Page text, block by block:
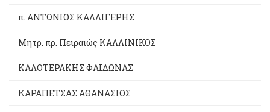
π. ΑΝΤΩΝΙΟΣ ΚΑΛΛΙΓΕΡΗΣ
Μητρ. πρ. Πειραιώς ΚΑΛΛΙΝΙΚΟΣ
ΚΑΛΟΤΕΡΑΚΗΣ ΦΑΙΔΩΝΑΣ
ΚΑΡΑΠΕΤΣΑΣ ΑΘΑΝΑΣΙΟΣ